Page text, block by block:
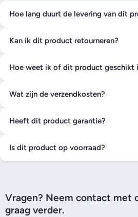
Hoe lang duurt de levering van dit
Kan ik dit product retourneren?
Hoe weet ik of dit product geschikt
Wat zijn de verzendkosten?
Heeft dit product garantie?
Is dit product op voorraad?
Vragen? Neem contact met
graag verder.